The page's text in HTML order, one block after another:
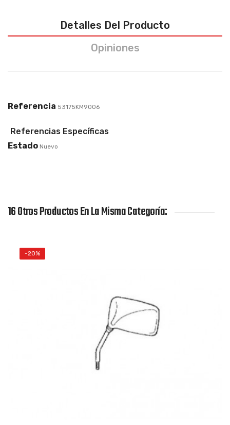
Detalles Del Producto
Opiniones
Referencia 53175KM9006
Referencias Específicas
Estado Nuevo
16 Otros Productos En La Misma Categoría:
-20%